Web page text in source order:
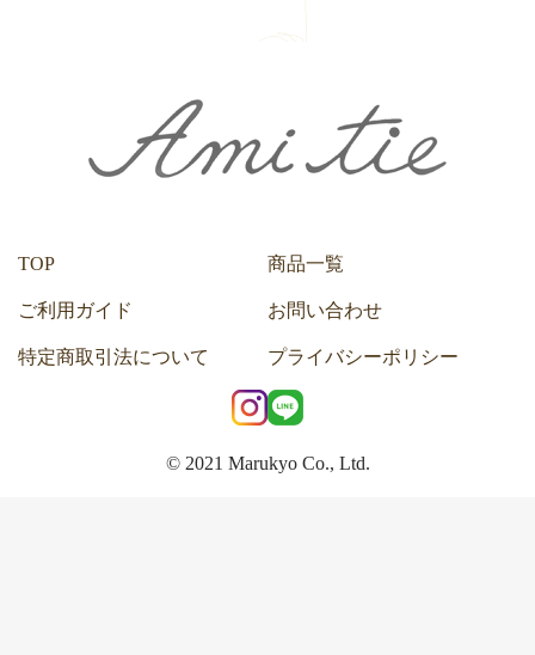
TOP 商品一覧
ご利用ガイド お問い合わせ
特定商取引法について プライバシーポリシー
© 2021 Marukyo Co., Ltd.